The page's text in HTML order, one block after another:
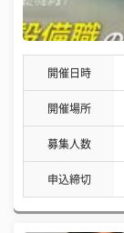
開催日時
開催場所
募集人数
申込締切